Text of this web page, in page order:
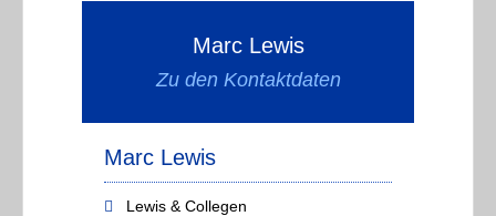
Marc Lewis
Zu den Kontaktdaten
Marc Lewis
Lewis & Collegen